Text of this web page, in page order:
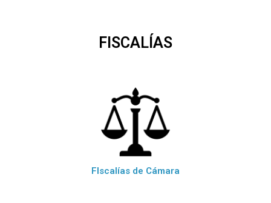
FISCALÍAS
FIscalías de Cámara